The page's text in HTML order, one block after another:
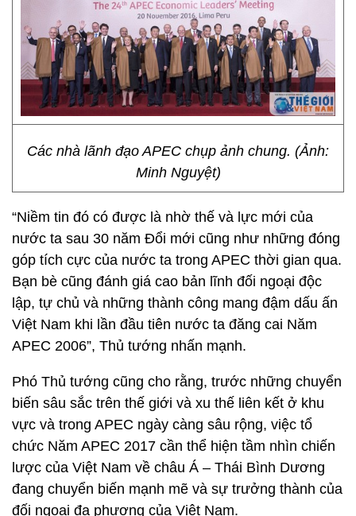
Các nhà lãnh đạo APEC chụp ảnh chung. (Ảnh:
Minh Nguyệt)
“Niềm tin đó có được là nhờ thế và lực mới của
nước ta sau 30 năm Đổi mới cũng như những đóng
góp tích cực của nước ta trong APEC thời gian qua.
Bạn bè cũng đánh giá cao bản lĩnh đối ngoại độc
lập, tự chủ và những thành công mang đậm dấu ấn
Việt Nam khi lần đầu tiên nước ta đăng cai Năm
APEC 2006”, Thủ tướng nhấn mạnh.
Phó Thủ tướng cũng cho rằng, trước những chuyển
biến sâu sắc trên thế giới và xu thế liên kết ở khu
vực và trong APEC ngày càng sâu rộng, việc tổ
chức Năm APEC 2017 cần thể hiện tầm nhìn chiến
lược của Việt Nam về châu Á – Thái Bình Dương
đang chuyển biến mạnh mẽ và sự trưởng thành của
đối ngoại đa phương của Việt Nam.